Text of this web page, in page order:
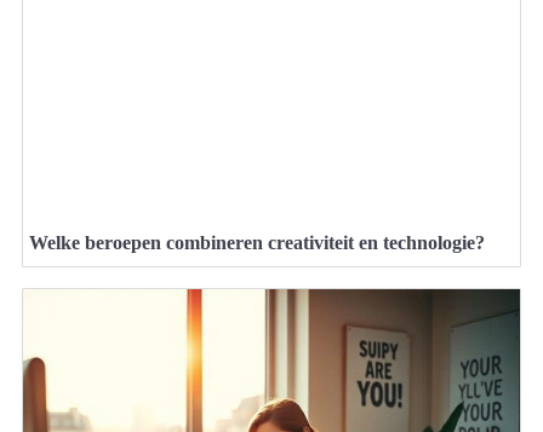
Welke beroepen combineren creativiteit en technologie?